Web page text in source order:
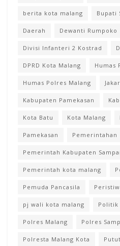
berita kota malang Bupati
Daerah Dewanti Rumpoko
Divisi Infanteri 2 Kostrad
DPRD Kota Malang Humas
Humas Polres Malang
Kabupaten Pamekasan
Kota Batu Kota Malang
Pamekasan Pemerintahan
Pemerintah Kabupaten
Pemerintah kota malang
Pemuda Pancasila
pj wali kota malang Politik
Polres Malang Polres
Polresta Malang Kota Putut